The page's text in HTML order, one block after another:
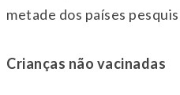
metade dos países
Crianças não vacinadas